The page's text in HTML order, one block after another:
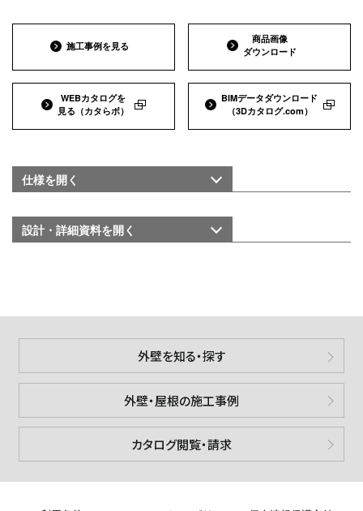
施工事例を見る
商品画像
ダウンロード
WEBカタログを
見る （カタらボ）
BIMデータダウンロード
（3Dカタログ.com）
仕様を開く
設計・詳細資料を開く
外壁を知る・探す
外壁・屋根の施工事例
カタログ閲覧・請求